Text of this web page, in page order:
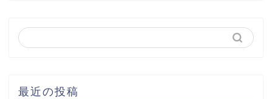
最近の投稿